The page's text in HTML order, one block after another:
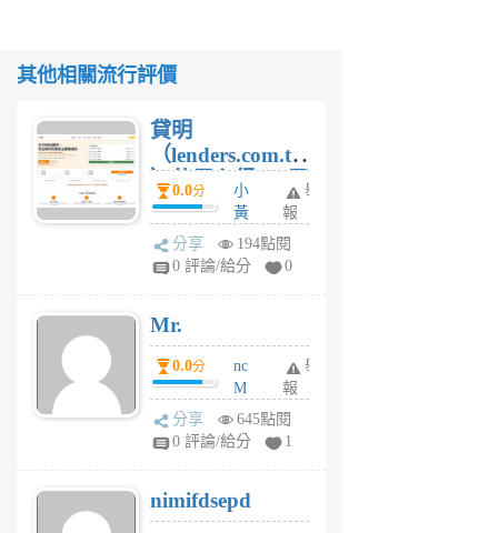
其他相關流行評價
貸明
（lenders.com.tw
）使用心得 — 民
間貸款比較平台
體驗
0.0分
小
黃
蜂
1
舉
報
分享
194點閱
0 評論/給分
0
Mr.
0.0分
nc
M
U
F
U
5
舉
報
分享
645點閱
0 評論/給分
1
nimifdsepd